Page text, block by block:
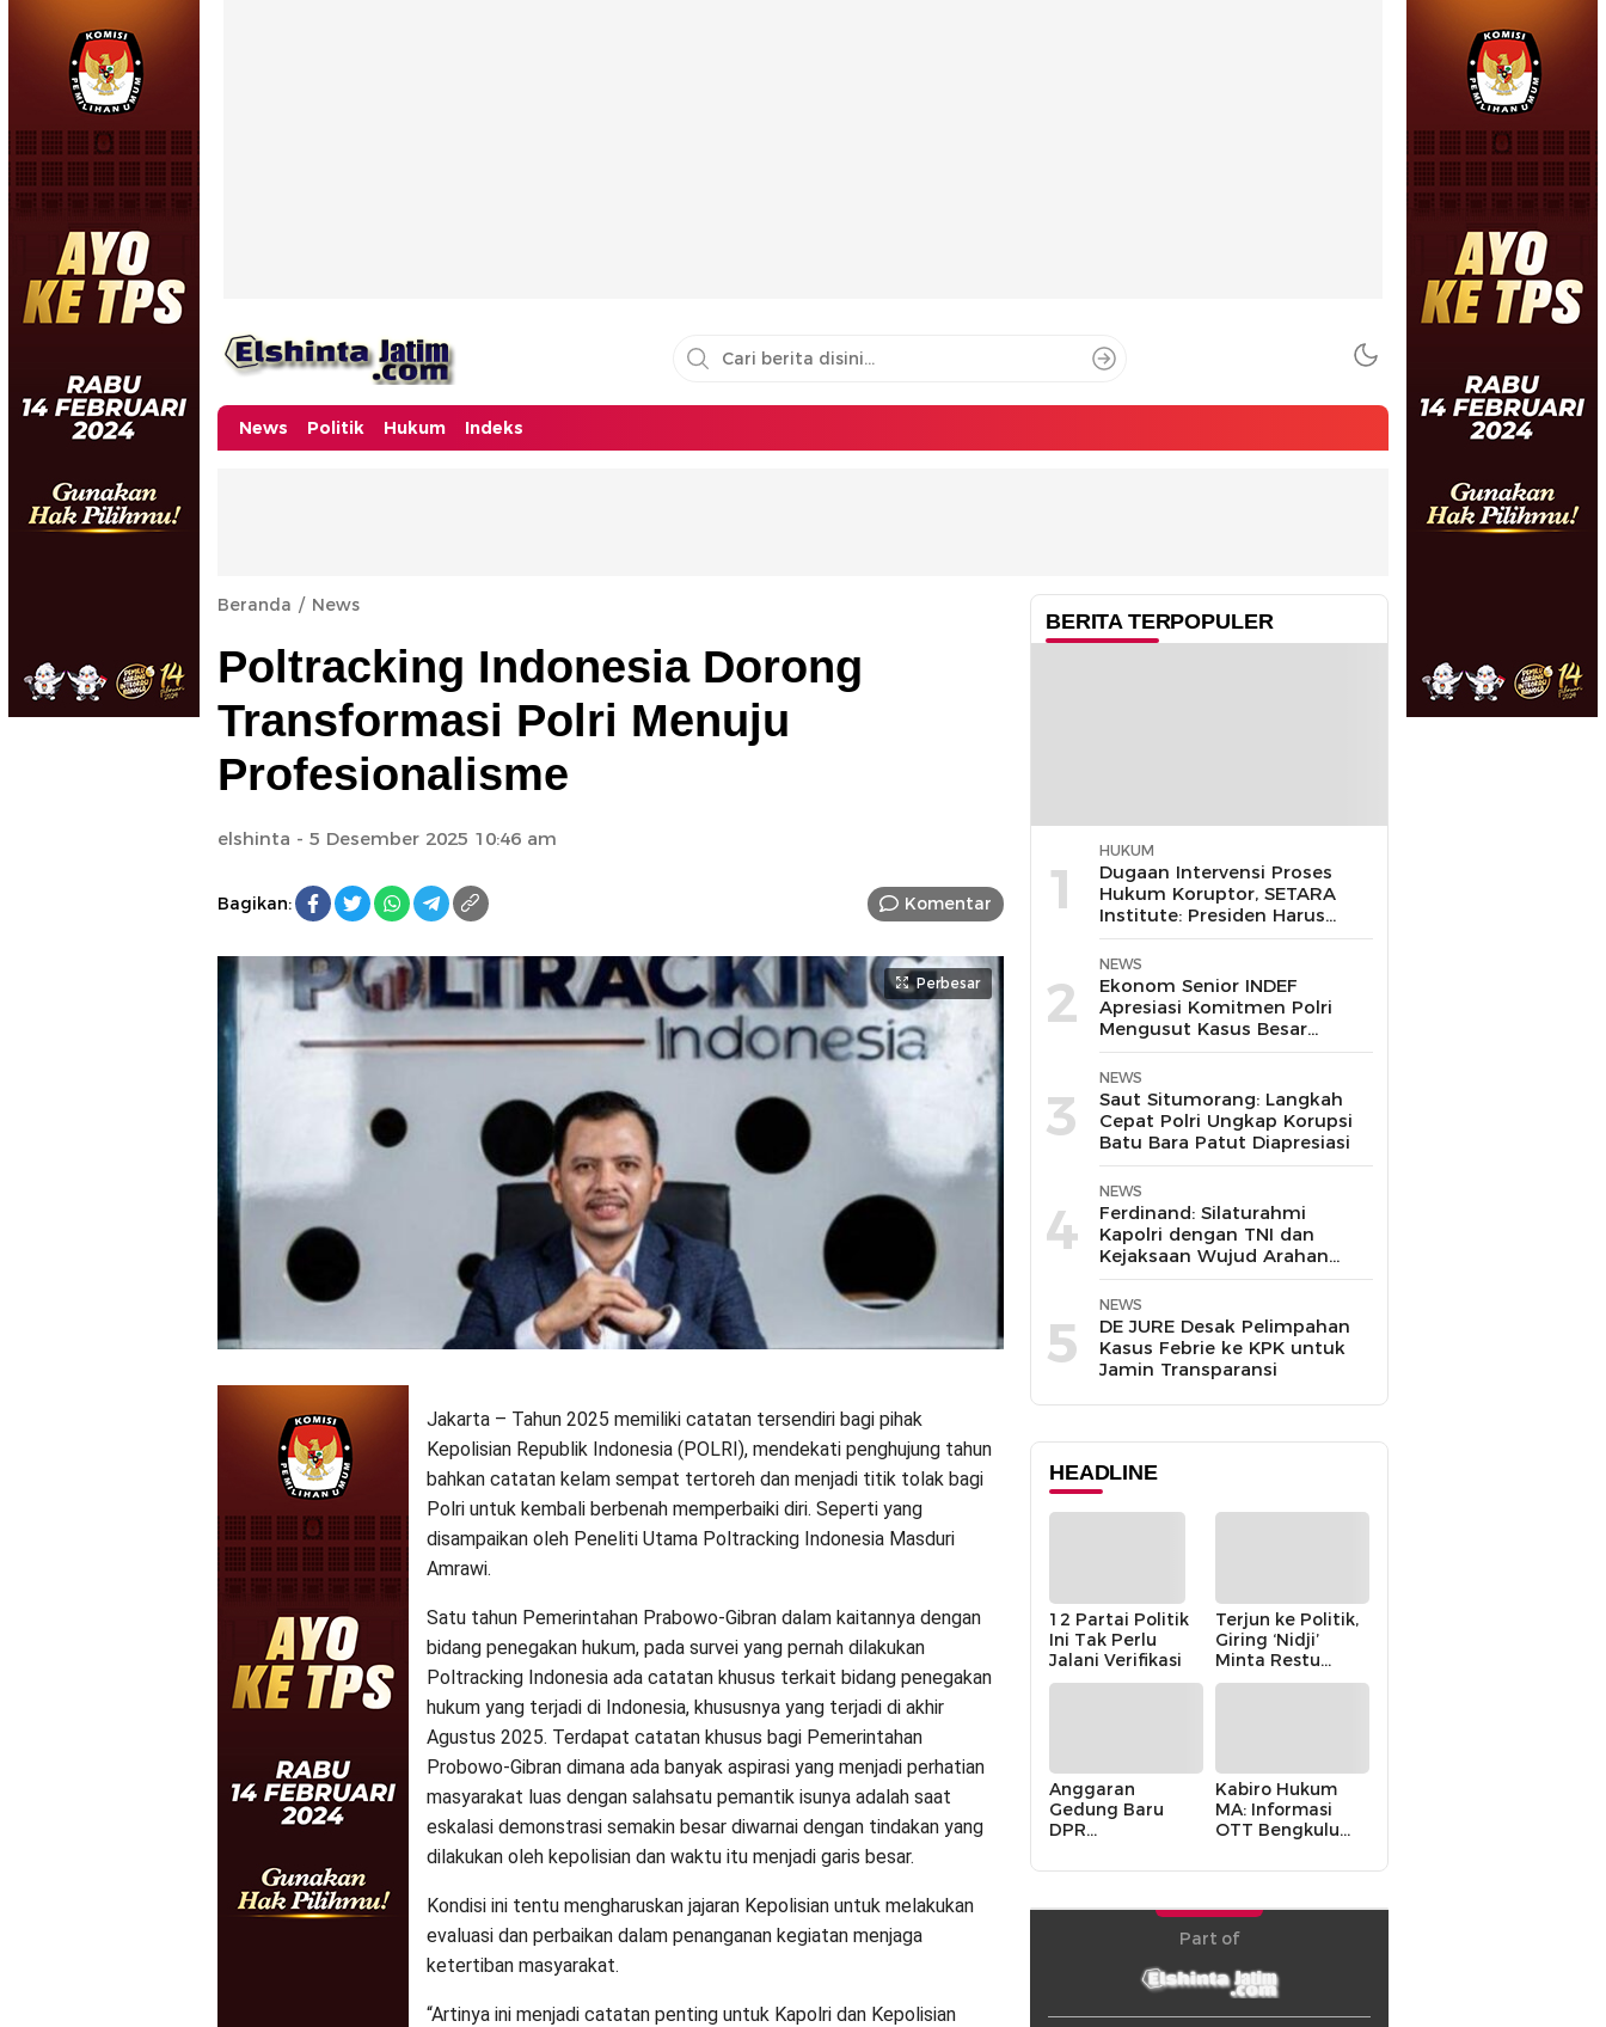
News Politik Hukum Indeks
Beranda News
Poltracking Indonesia Dorong
Transformasi Polri Menuju
Profesionalisme
elshinta - 5 Desember 2025 10:46 am
Bagikan: Komentar
Perbesar
Jakarta – Tahun 2025 memiliki catatan tersendiri bagi pihak
Kepolisian Republik Indonesia (POLRI), mendekati penghujung tahun
bahkan catatan kelam sempat tertoreh dan menjadi titik tolak bagi
Polri untuk kembali berbenah memperbaiki diri. Seperti yang
disampaikan oleh Peneliti Utama Poltracking Indonesia Masduri
Amrawi.
Satu tahun Pemerintahan Prabowo-Gibran dalam kaitannya dengan
bidang penegakan hukum, pada survei yang pernah dilakukan
Poltracking Indonesia ada catatan khusus terkait bidang penegakan
hukum yang terjadi di Indonesia, khususnya yang terjadi di akhir
Agustus 2025. Terdapat catatan khusus bagi Pemerintahan
Probowo-Gibran dimana ada banyak aspirasi yang menjadi perhatian
masyarakat luas dengan salahsatu pemantik isunya adalah saat
eskalasi demonstrasi semakin besar diwarnai dengan tindakan yang
dilakukan oleh kepolisian dan waktu itu menjadi garis besar.
Kondisi ini tentu mengharuskan jajaran Kepolisian untuk melakukan
evaluasi dan perbaikan dalam penanganan kegiatan menjaga
ketertiban masyarakat.
“Artinya ini menjadi catatan penting untuk Kapolri dan Kepolisian
BERITA TERPOPULER
1
HUKUM
Dugaan Intervensi Proses
Hukum Koruptor, SETARA
Institute: Presiden Harus
Pastikan TNI Tak
Disalahgunakan
2
NEWS
Ekonom Senior INDEF
Apresiasi Komitmen Polri
Mengusut Kasus Besar
hingga Tuntas
3
NEWS
Saut Situmorang: Langkah
Cepat Polri Ungkap Korupsi
Batu Bara Patut Diapresiasi
4
NEWS
Ferdinand: Silaturahmi
Kapolri dengan TNI dan
Kejaksaan Wujud Arahan
Presiden Prabowo
5
NEWS
DE JURE Desak Pelimpahan
Kasus Febrie ke KPK untuk
Jamin Transparansi
HEADLINE
12 Partai Politik
Ini Tak Perlu
Jalani Verifikasi
Terjun ke Politik,
Giring ‘Nidji’
Minta Restu
Keluarga
Anggaran
Gedung Baru
DPR
Cair karena
Budi” Pemerintah
Kabiro Hukum
MA: Informasi
OTT Bengkulu
Internal MA
Part of